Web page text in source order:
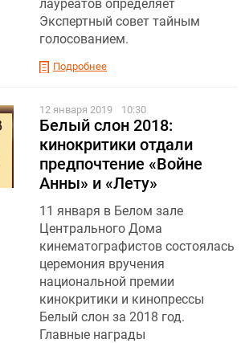
лауреатов определяет
Экспертный совет тайным
голосованием.
Подробнее
12 января 2019 10:30
Белый слон 2018:
кинокритики отдали
предпочтение «Войне
Анны» и «Лету»
11 января в Белом зале
Центрального Дома
кинематографистов состоялась
церемония вручения
национальной премии
кинокритики и кинопрессы
Белый слон за 2018 год.
Главные награды